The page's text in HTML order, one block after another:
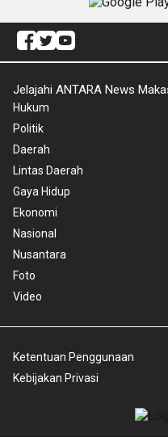
Jelajahi ANTARA News
Hukum
Politik
Daerah
Lintas Daerah
Gaya Hidup
Ekonomi
Nasional
Nusantara
Foto
Video
Ketentuan Penggunaan
Kebijakan Privasi